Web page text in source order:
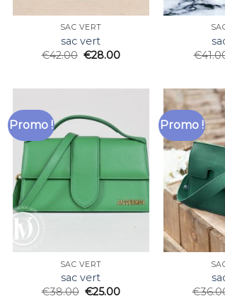
SAC VERT
sac vert
€42.00 €28.00
€
Promo !
SAC VERT
sac vert
€38.00 €25.00
Promo !
€